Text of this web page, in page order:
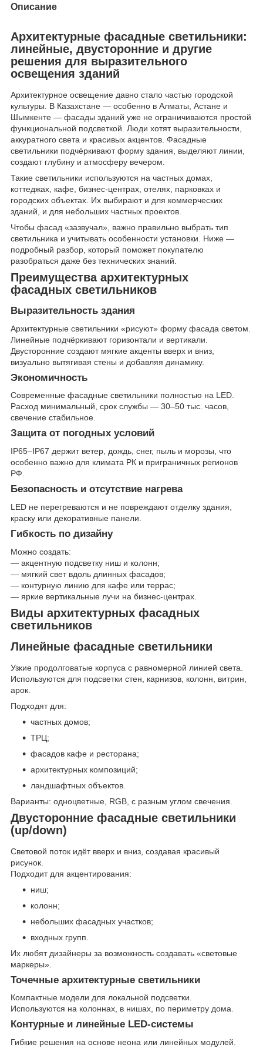
Описание
Архитектурные фасадные светильники:
линейные, двусторонние и другие
решения для выразительного
освещения зданий
Архитектурное освещение давно стало частью городской
культуры. В Казахстане — особенно в Алматы, Астане и
Шымкенте — фасады зданий уже не ограничиваются простой
функциональной подсветкой. Люди хотят выразительности,
аккуратного света и красивых акцентов. Фасадные
светильники подчёркивают форму здания, выделяют линии,
создают глубину и атмосферу вечером.
Такие светильники используются на частных домах,
коттеджах, кафе, бизнес-центрах, отелях, парковках и
городских объектах. Их выбирают и для коммерческих
зданий, и для небольших частных проектов.
Чтобы фасад «зазвучал», важно правильно выбрать тип
светильника и учитывать особенности установки. Ниже —
подробный разбор, который поможет покупателю
разобраться даже без технических знаний.
Преимущества архитектурных
фасадных светильников
Выразительность здания
Архитектурные светильники «рисуют» форму фасада светом.
Линейные подчёркивают горизонтали и вертикали.
Двусторонние создают мягкие акценты вверх и вниз,
визуально вытягивая стены и добавляя динамику.
Экономичность
Современные фасадные светильники полностью на LED.
Расход минимальный, срок службы — 30–50 тыс. часов,
свечение стабильное.
Защита от погодных условий
IP65–IP67 держит ветер, дождь, снег, пыль и морозы, что
особенно важно для климата РК и приграничных регионов
РФ.
Безопасность и отсутствие нагрева
LED не перегреваются и не повреждают отделку здания,
краску или декоративные панели.
Гибкость по дизайну
Можно создать:
— акцентную подсветку ниш и колонн;
— мягкий свет вдоль длинных фасадов;
— контурную линию для кафе или террас;
— яркие вертикальные лучи на бизнес-центрах.
Виды архитектурных фасадных
светильников
Линейные фасадные светильники
Узкие продолговатые корпуса с равномерной линией света.
Используются для подсветки стен, карнизов, колонн, витрин,
арок.
Подходят для:
частных домов;
ТРЦ;
фасадов кафе и ресторана;
архитектурных композиций;
ландшафтных объектов.
Варианты: одноцветные, RGB, с разным углом свечения.
Двусторонние фасадные светильники
(up/down)
Световой поток идёт вверх и вниз, создавая красивый
рисунок.
Подходит для акцентирования:
ниш;
колонн;
небольших фасадных участков;
входных групп.
Их любят дизайнеры за возможность создавать «световые
маркеры».
Точечные архитектурные светильники
Компактные модели для локальной подсветки.
Используются на колоннах, в нишах, по периметру дома.
Контурные и линейные LED-системы
Гибкие решения на основе неона или линейных модулей.